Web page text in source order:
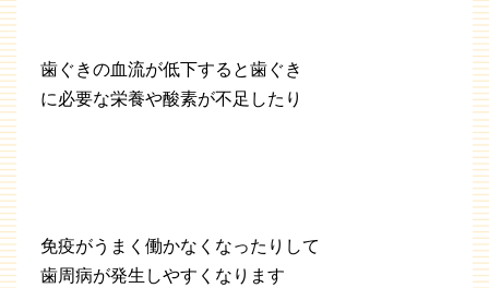
歯ぐきの血流が低下すると歯ぐき
に必要な栄養や酸素が不足したり
免疫がうまく働かなくなったりして
歯周病が発生しやすくなります